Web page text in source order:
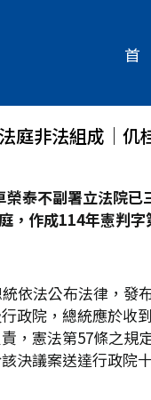
首
庭非法組成│仉
榮泰不副署立法院
，作成114年憲判字
統依法公布法律，
政院，總統應於收
，憲法第57條之
決議案送達行政